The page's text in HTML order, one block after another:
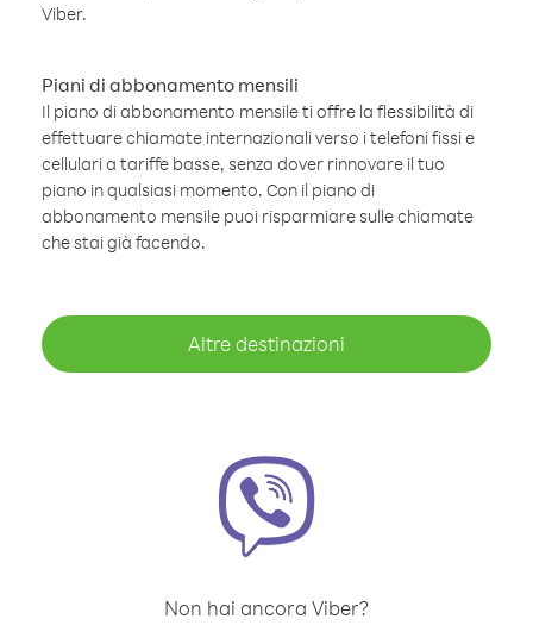
Viber.
Piani di abbonamento mensili
Il piano di abbonamento mensile ti offre la flessibilità di
effettuare chiamate internazionali verso i telefoni fissi e
cellulari a tariffe basse, senza dover rinnovare il tuo
piano in qualsiasi momento. Con il piano di
abbonamento mensile puoi risparmiare sulle chiamate
che stai già facendo.
Altre destinazioni
Non hai ancora Viber?